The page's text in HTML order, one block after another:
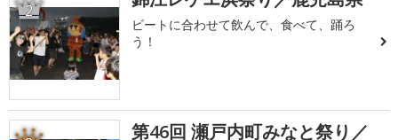
2
ビートに合わせて飲んで、食べて、踊ろ
う！
第46回 瀬戸内町みなと祭り／